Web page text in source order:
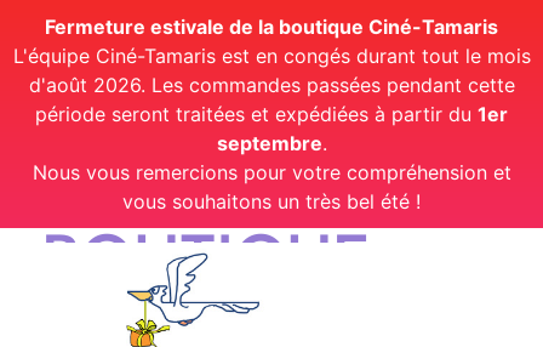
Fermeture estivale de la boutique Ciné-Tamaris
L'équipe Ciné-Tamaris est en congés durant tout le mois
d'août 2026. Les commandes passées pendant cette
période seront traitées et expédiées à partir du 1er
septembre.
Nous vous remercions pour votre compréhension et
vous souhaitons un très bel été !
BOUTIQUE